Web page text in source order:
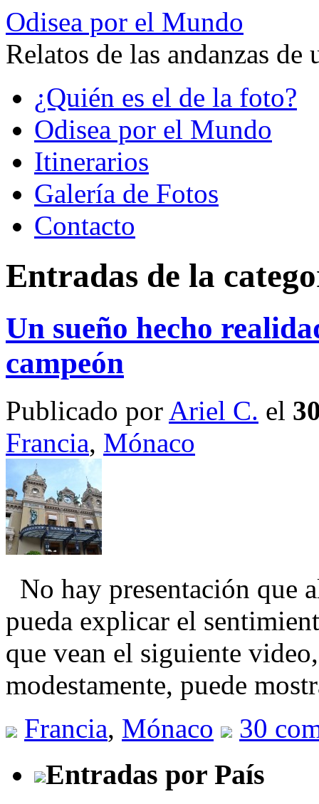
Odisea por el Mundo
Relatos de las andanzas
contenido¿Quién es el de la foto?
Odisea por el Mundo
Itinerarios
Galería de Fotos
Contacto
Entradas de la
Un sueño hecho
campeón
Publicado por Ariel C. el
Francia, Mónaco
No hay presentación que
pueda explicar el
que vean el siguiente
modestamente, puede
Francia, Mónaco 30
Entradas por País